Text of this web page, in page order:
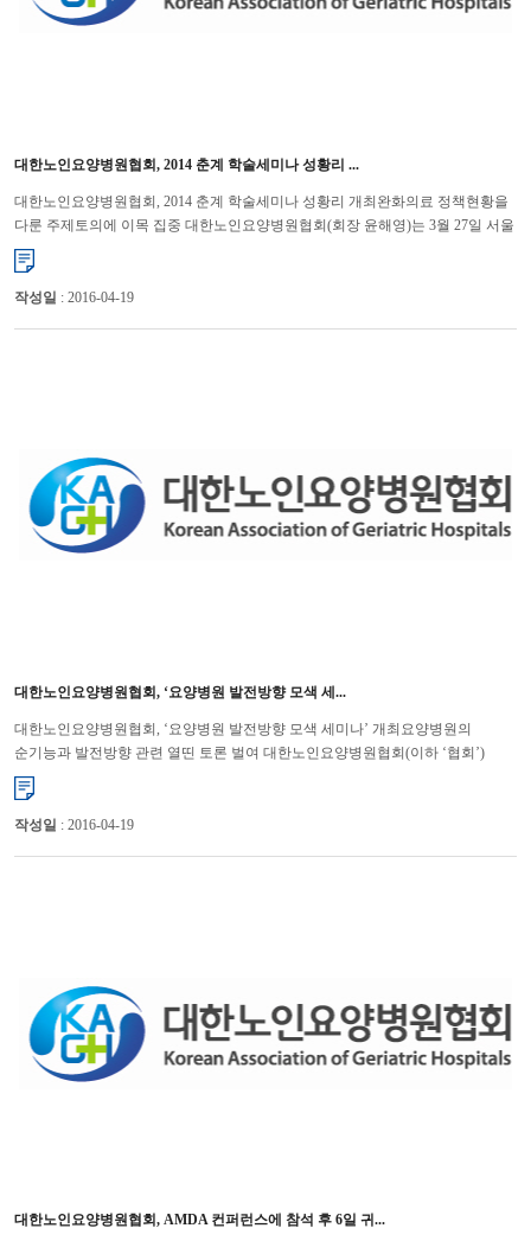
대한노인요양병원협회, 2014 춘계 학술세미나 성황리 ...
대한노인요양병원협회, 2014 춘계 학술세미나 성황리 개최완화의료 정책현황을
다룬 주제토의에 이목 집중 대한노인요양병원협회(회장 윤해영)는 3월 27일 서울
백범기념관에서 “2014 춘계 학술세미나”를...
작성일 : 2016-04-19
대한노인요양병원협회, ‘요양병원 발전방향 모색 세...
대한노인요양병원협회, ‘요양병원 발전방향 모색 세미나’ 개최요양병원의
순기능과 발전방향 관련 열띤 토론 벌여 대한노인요양병원협회(이하 ‘협회’)
는 3월 14일~15일(1박2일)에 농협공제복지연수원에서...
작성일 : 2016-04-19
대한노인요양병원협회, AMDA 컨퍼런스에 참석 후 6일 귀...